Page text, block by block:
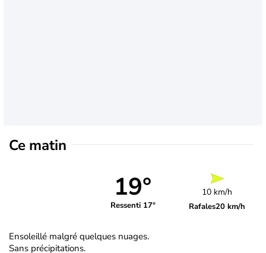
Ce matin
19°
Ressenti 17°
10 km/h
Rafales20 km/h
Ensoleillé malgré quelques nuages.
Sans précipitations.